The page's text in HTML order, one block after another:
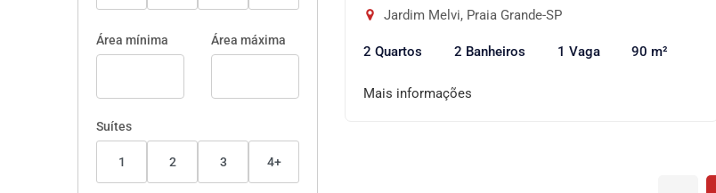
Área mínima Área máxima
Suítes
1 2 3 4+
Jardim Melvi, Praia Grande-SP
2 Quartos 2 Banheiros 1 Vaga 90 m²
Mais informações